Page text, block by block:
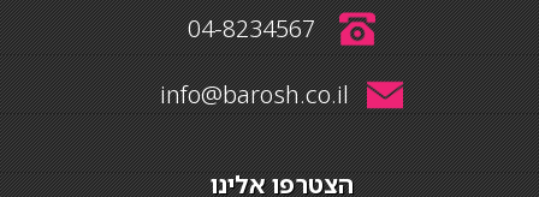
04-8234567
info@barosh.co.il
הצטרפו אלינו